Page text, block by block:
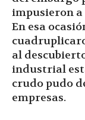
impusieron a
En esa
al
industrial
crudo pudo
empresas.